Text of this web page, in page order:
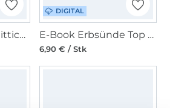
E-Book Windschnittich Sommerbluse Jula
DIGITAL
E-Book Erbsünde Top mit Rückendetail Goiaba
6,90 € / Stk